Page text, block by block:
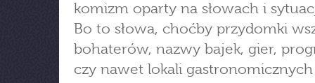
komizm oparty na słowach i
Bo to słowa, choćby przydomki
bohaterów, nazwy bajek, gier,
czy nawet lokali